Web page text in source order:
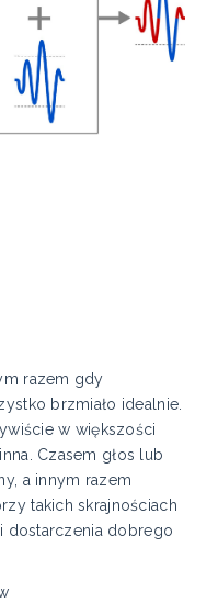
razem gdy
brzmiało idealnie.
w większości
Czasem głos lub
a innym razem
takich skrajnościach
dostarczenia dobrego